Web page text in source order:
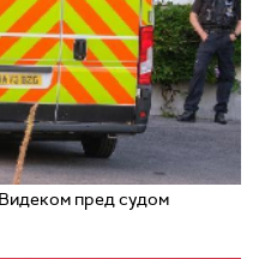
пред судом